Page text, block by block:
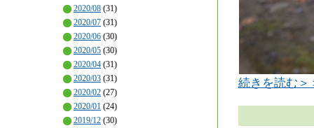
2020/08 (31)
2020/07 (31)
2020/06 (30)
2020/05 (30)
2020/04 (31)
2020/03 (31)
2020/02 (27)
2020/01 (24)
2019/12 (30)
続きを読む＞